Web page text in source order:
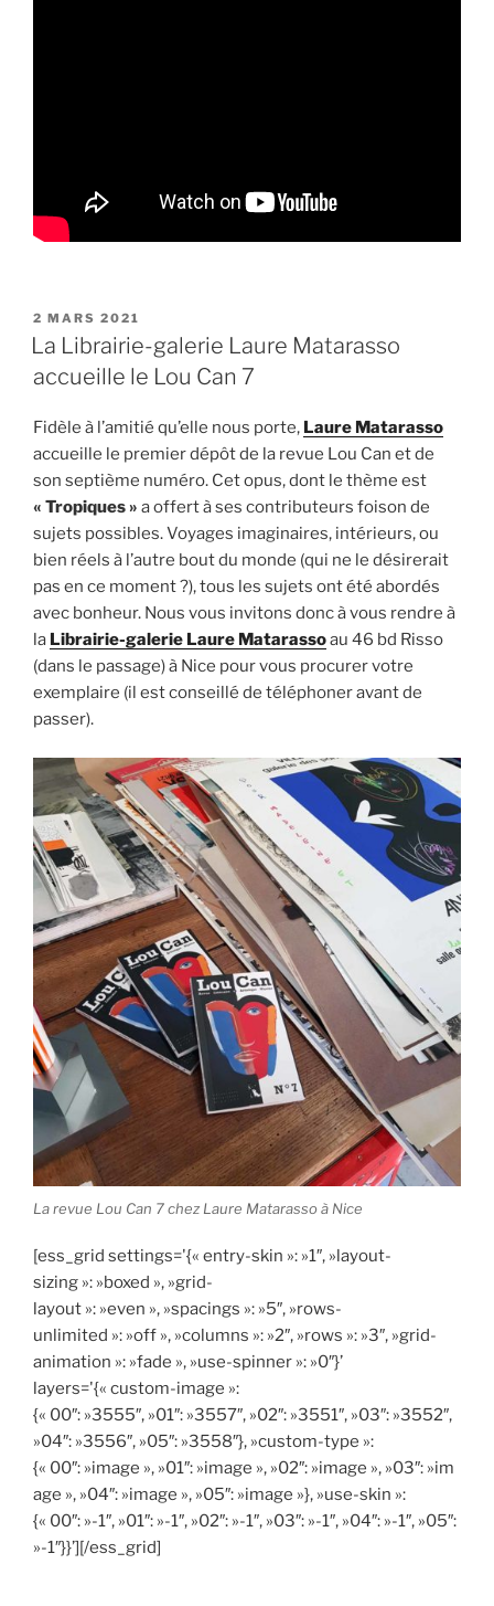
PUBLIÉ
LE
2 MARS 2021
La Librairie-galerie Laure Matarasso
accueille le Lou Can 7
Fidèle à l’amitié qu’elle nous porte, Laure Matarasso
accueille le premier dépôt de la revue Lou Can et de
son septième numéro. Cet opus, dont le thème est
« Tropiques » a offert à ses contributeurs foison de
sujets possibles. Voyages imaginaires, intérieurs, ou
bien réels à l’autre bout du monde (qui ne le désirerait
pas en ce moment ?), tous les sujets ont été abordés
avec bonheur. Nous vous invitons donc à vous rendre à
la Librairie-galerie Laure Matarassoau 46 bd Risso
(dans le passage) à Nice pour vous procurer votre
exemplaire (il est conseillé de téléphoner avant de
passer).
La revue Lou Can 7 chez Laure Matarasso à Nice
[ess_grid settings='{« entry-skin »: »1″, »layout-
sizing »: »boxed », »grid-
layout »: »even », »spacings »: »5″, »rows-
unlimited »: »off », »columns »: »2″, »rows »: »3″, »grid-
animation »: »fade », »use-spinner »: »0″}’
layers='{« custom-image »:
{« 00″: »3555″, »01″: »3557″, »02″: »3551″, »03″: »3552″,
»04″: »3556″, »05″: »3558″}, »custom-type »:
{« 00″: »image », »01″: »image », »02″: »image », »03″: »im
age », »04″: »image », »05″: »image »}, »use-skin »:
{« 00″: »-1″, »01″: »-1″, »02″: »-1″, »03″: »-1″, »04″: »-1″, »05″:
»-1″}}’][/ess_grid]